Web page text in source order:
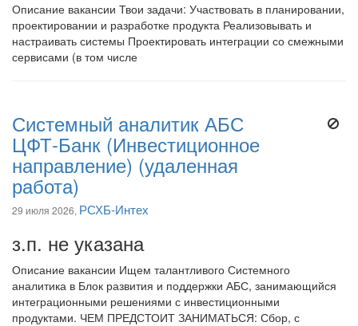
Описание вакансии Твои задачи: Участвовать в планировании,
проектировании и разработке продукта Реализовывать и
настраивать системы Проектировать интеграции со смежными
сервисами (в том числе
Системный аналитик АБС
ЦФТ-Банк (Инвестиционное
направление) (удаленная
работа)
29 июля 2026, РСХБ-Интех
з.п. не указана
Описание вакансии Ищем талантливого Системного
аналитика в Блок развития и поддержки АБС, занимающийся
интеграционными решениями с инвестиционными
продуктами. ЧЕМ ПРЕДСТОИТ ЗАНИМАТЬСЯ: Сбор, с